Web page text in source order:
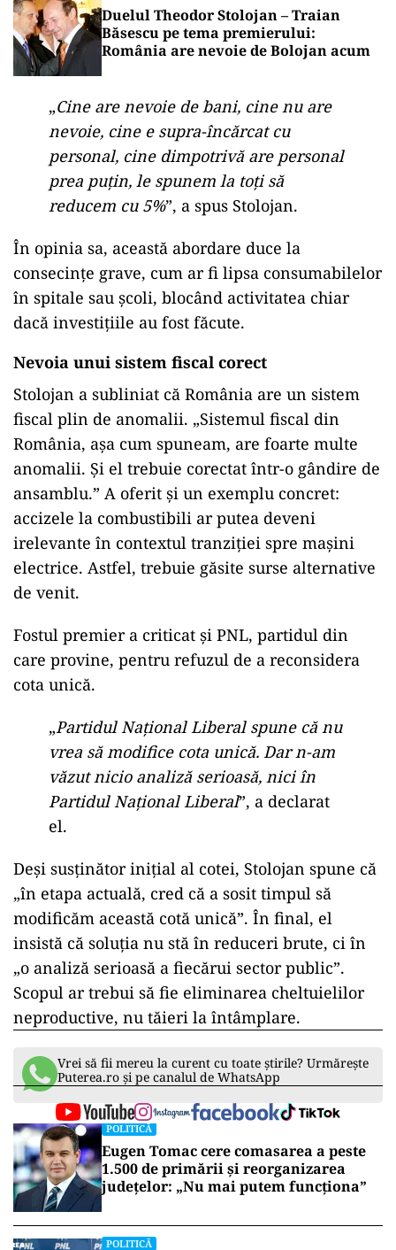
Duelul Theodor Stolojan – Traian
Băsescu pe tema premierului:
România are nevoie de Bolojan acum
„Cine are nevoie de bani, cine nu are
nevoie, cine e supra-încărcat cu
personal, cine dimpotrivă are personal
prea puţin, le spunem la toţi să
reducem cu 5%”, a spus Stolojan.
În opinia sa, această abordare duce la
consecințe grave, cum ar fi lipsa consumabilelor
în spitale sau școli, blocând activitatea chiar
dacă investițiile au fost făcute.
Nevoia unui sistem fiscal corect
Stolojan a subliniat că România are un sistem
fiscal plin de anomalii. „Sistemul fiscal din
România, aşa cum spuneam, are foarte multe
anomalii. Şi el trebuie corectat într-o gândire de
ansamblu.” A oferit și un exemplu concret:
accizele la combustibili ar putea deveni
irelevante în contextul tranziției spre mașini
electrice. Astfel, trebuie găsite surse alternative
de venit.
Fostul premier a criticat și PNL, partidul din
care provine, pentru refuzul de a reconsidera
cota unică.
„Partidul Naţional Liberal spune că nu
vrea să modifice cota unică. Dar n-am
văzut nicio analiză serioasă, nici în
Partidul Naţional Liberal”, a declarat
el.
Deși susținător inițial al cotei, Stolojan spune că
„în etapa actuală, cred că a sosit timpul să
modificăm această cotă unică”. În final, el
insistă că soluția nu stă în reduceri brute, ci în
„o analiză serioasă a fiecărui sector public”.
Scopul ar trebui să fie eliminarea cheltuielilor
neproductive, nu tăieri la întâmplare.
Vrei să fii mereu la curent cu toate știrile? Urmărește
Puterea.ro și pe canalul de WhatsApp
POLITICĂ
Eugen Tomac cere comasarea a peste
1.500 de primării și reorganizarea
județelor: „Nu mai putem funcționa”
POLITICĂ